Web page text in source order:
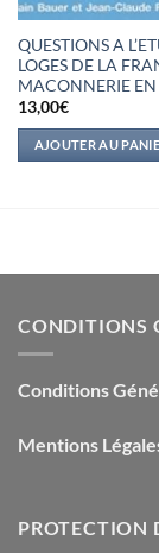
QUESTIONS A
LOGES DE LA
MACONNERIE
13,00€
AJOUTER AU
CONDITIONS
Conditions
Mentions
PROTECTION